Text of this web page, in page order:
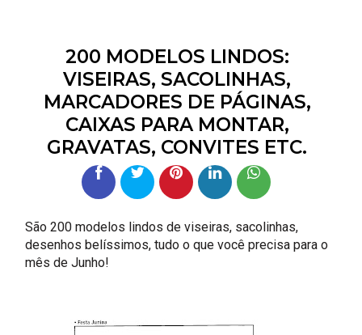
200 MODELOS LINDOS:
VISEIRAS, SACOLINHAS,
MARCADORES DE PÁGINAS,
CAIXAS PARA MONTAR,
GRAVATAS, CONVITES ETC.
São 200 modelos lindos de viseiras, sacolinhas,
desenhos belíssimos, tudo o que você precisa para o
mês de Junho!